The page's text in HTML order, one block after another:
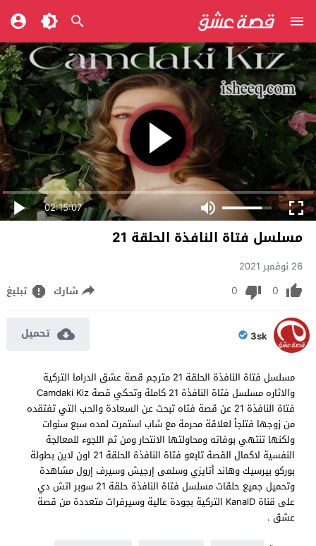
02:15:07
مسلسل فتاة النافذة الحلقة 21
26 نوفمبر 2021
0
0 شارك تبليغ
3sk تحميل
مسلسل فتاة النافذة الحلقة 21 مترجم قصة عشق الدراما التركية
والاثاره مسلسل فتاة النافذة 21 كاملة وتحكي قصة Camdaki Kiz
فتاة النافذة 21 عن قصة فتاه تبحث عن السعادة والحب التي تفتقده
من زوجها فتلجأ لعلاقة محرمة مع شاب استمرت لمده سبع سنوات
ولكنها تنتهي بوفاته ومحاولتها الانتحار ومن ثم اللجوء للمعالجة
النفسية لاكمال القصة تابعو فتاة النافذة الحلقة 21 اون لاين بطولة
بوركو بيرسيك وهاند أتايزي وسلمى إرجيش وسيرف إرول مشاهدة
وتحميل جميع حلقات مسلسل فتاة النافذة حلقة 21 سوبر اتش دي
على قناة KanalD التركية بجودة عالية وسيرفرات متعددة من قصة
عشق .